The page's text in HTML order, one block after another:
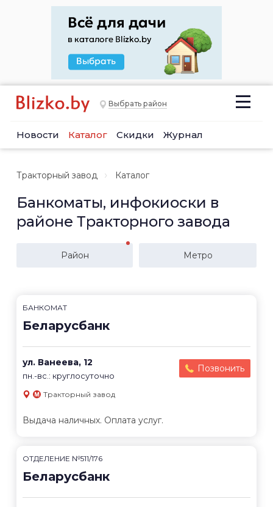
Выбрать район
Новости Каталог Скидки Журнал
Тракторный завод Каталог
Банкоматы, инфокиоски в
районе Тракторного завода
Район Метро
БАНКОМАТ
Беларусбанк
ул. Ванеева, 12
пн.-вс.: круглосуточно
Позвонить
Тракторный завод
Выдача наличных. Оплата услуг.
ОТДЕЛЕНИЕ №511/176
Беларусбанк